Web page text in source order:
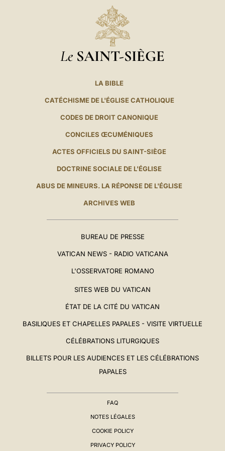
Le SAINT-SIÈGE
LA BIBLE
CATÉCHISME DE L'ÉGLISE CATHOLIQUE
CODES DE DROIT CANONIQUE
CONCILES ŒCUMÉNIQUES
ACTES OFFICIELS DU SAINT-SIÈGE
DOCTRINE SOCIALE DE L'ÉGLISE
ABUS DE MINEURS. LA RÉPONSE DE L'ÉGLISE
ARCHIVES WEB
BUREAU DE PRESSE
VATICAN NEWS - RADIO VATICANA
L'OSSERVATORE ROMANO
SITES WEB DU VATICAN
ÉTAT DE LA CITÉ DU VATICAN
BASILIQUES ET CHAPELLES PAPALES - VISITE VIRTUELLE
CÉLÉBRATIONS LITURGIQUES
BILLETS POUR LES AUDIENCES ET LES CÉLÉBRATIONS
PAPALES
FAQ
NOTES LÉGALES
COOKIE POLICY
PRIVACY POLICY